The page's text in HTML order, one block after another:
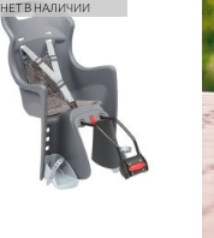
НЕТ В НАЛИЧИИ